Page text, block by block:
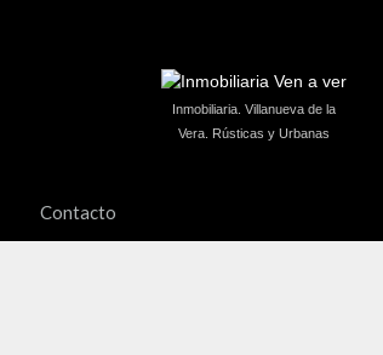
Inmobiliaria. Villanueva de la
Vera. Rústicas y Urbanas
Contacto